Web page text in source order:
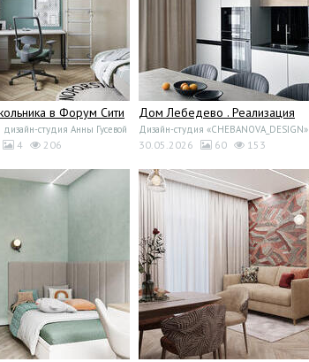
в Форум Сити
студия Анны Гусевой
4 206
Дом Лебедево . Реализация
Дизайн-студия «CHEBANOVA_DESIGN»
30.05.2026 60 153